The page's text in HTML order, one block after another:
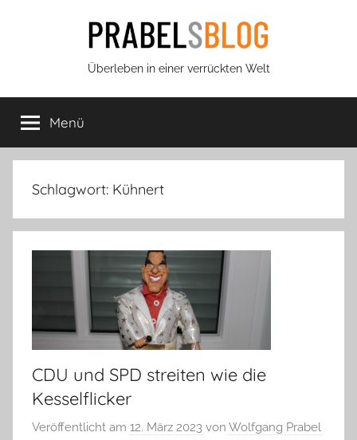
Prabels
Blog
Überleben in einer verrückten Welt
Menü
Schlagwort: Kühnert
CDU und SPD streiten wie die
Kesselflicker
Veröffentlicht am 12. März 2023 von Wolfgang Prabel